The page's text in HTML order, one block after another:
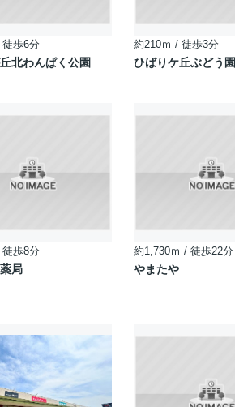
歩6分
北わんぱく公園
約210ｍ / 徒歩3分
ひばりケ丘ぶどう園
歩8分
局
約1,730ｍ / 徒歩22分
やまたや